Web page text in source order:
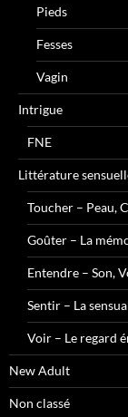
Pieds
Fesses
Vagin
Intrigue
FNE
Littérature
Toucher – Peau,
Goûter – La
Entendre – Son,
Sentir – La
Voir – Le regard
New Adult
Non classé